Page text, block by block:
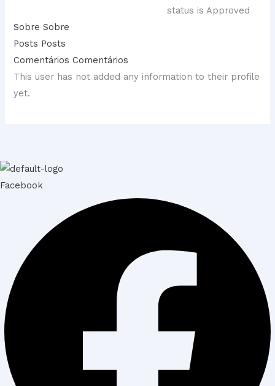
status is Approved
Sobre Sobre
Posts Posts
Comentários Comentários
This user has not added any information to their profile
yet.
Facebook